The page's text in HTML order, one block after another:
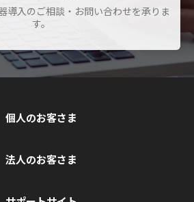
導入のご相談・お問い合わせを承りま
す。
個人のお客さま
法人のお客さま